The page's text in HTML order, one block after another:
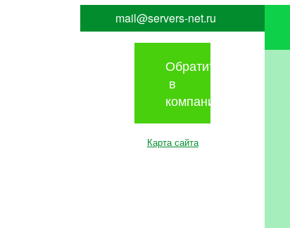
mail@servers-net.ru
Обратиться
в
компанию
Карта сайта